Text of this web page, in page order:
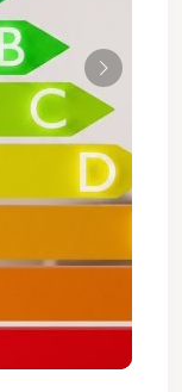
Next